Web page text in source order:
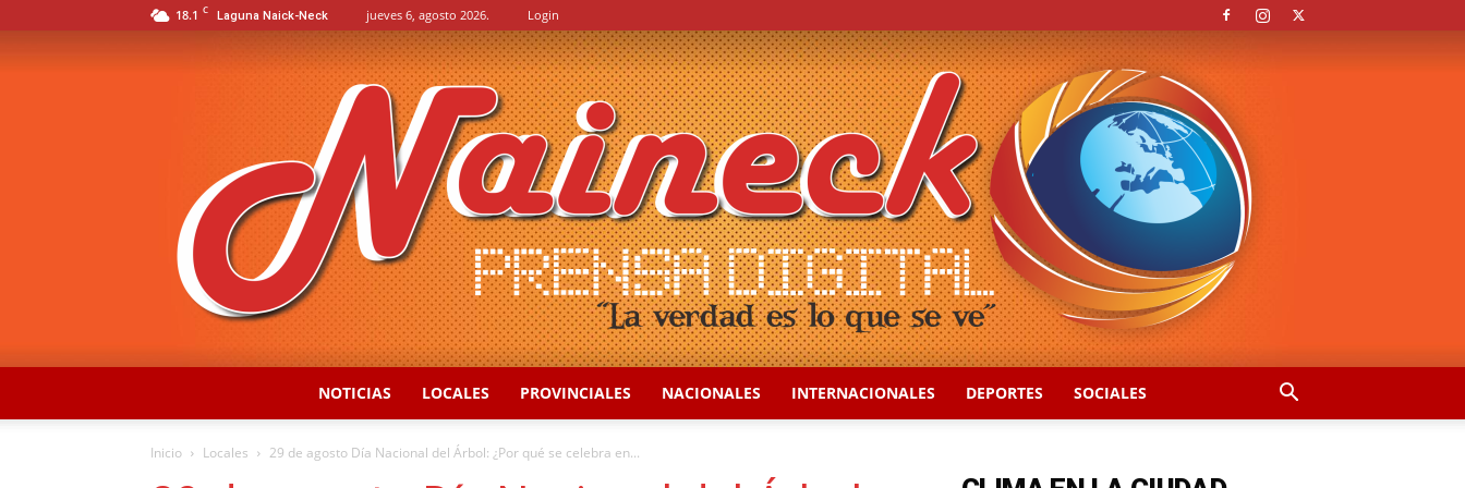
18.1 C Laguna Naick-Neck jueves 6, agosto 2026. Login
NOTICIAS LOCALES PROVINCIALES NACIONALES INTERNACIONALES DEPORTES SOCIALES
Inicio Locales 29 de agosto Día Nacional del Árbol: ¿Por qué se celebra en...